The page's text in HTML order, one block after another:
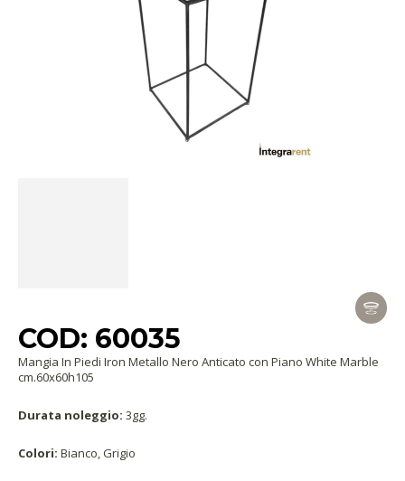
COD: 60035
Mangia In Piedi Iron Metallo Nero Anticato con Piano White Marble
cm.60x60h105
Durata noleggio: 3gg.
Colori: Bianco, Grigio